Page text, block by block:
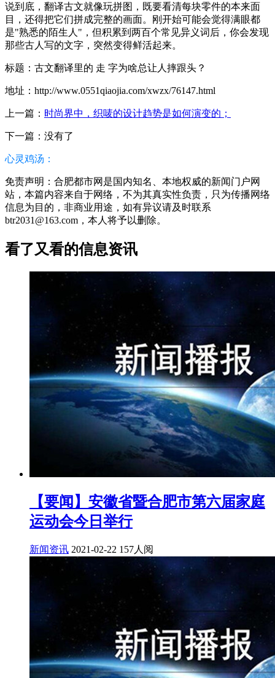
说到底，翻译古文就像玩拼图，既要看清每块零件的本来面
目，还得把它们拼成完整的画面。刚开始可能会觉得满眼都
是"熟悉的陌生人"，但积累到两百个常见异义词后，你会发现
那些古人写的文字，突然变得鲜活起来。
标题：古文翻译里的 走 字为啥总让人摔跟头？
地址：http://www.0551qiaojia.com/xwzx/76147.html
上一篇： 时尚界中，织唛的设计趋势是如何演变的；
下一篇：没有了
心灵鸡汤：
免责声明：合肥都市网是国内知名、本地权威的新闻门户网
站，本篇内容来自于网络，不为其真实性负责，只为传播网络
信息为目的，非商业用途，如有异议请及时联系
btr2031@163.com，本人将予以删除。
看了又看的信息资讯
【要闻】安徽省暨合肥市第六届家庭
运动会今日举行
新闻资讯 2021-02-22 157人阅